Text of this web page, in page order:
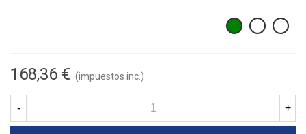
168,36 € (impuestos inc.)
- +